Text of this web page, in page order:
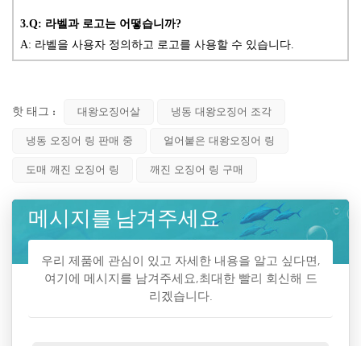
3.Q: 라벨과 로고는 어떻습니까?
A: 라벨을 사용자 정의하고 로고를 사용할 수 있습니다.
핫 태그 : 대왕오징어살 냉동 대왕오징어 조각
냉동 오징어 링 판매 중 얼어붙은 대왕오징어 링
도매 깨진 오징어 링 깨진 오징어 링 구매
메시지를 남겨주세요
우리 제품에 관심이 있고 자세한 내용을 알고 싶다면,
여기에 메시지를 남겨주세요,최대한 빨리 회신해 드
리겠습니다.